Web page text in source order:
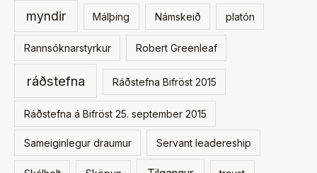
myndir Málþing Námskeið platón
Rannsóknarstyrkur Robert Greenleaf
ráðstefna Ráðstefna Bifröst 2015
Ráðstefna á Bifröst 25. september 2015
Sameiginlegur draumur Servant leadereship